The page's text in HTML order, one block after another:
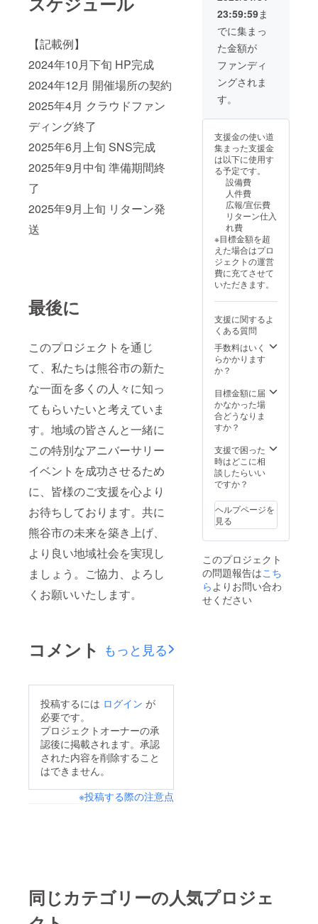
【記載例】
2024年10月下旬 HP完成
2024年12月 開催場所の契約
2025年4月 クラウドファン
ディング終了
2025年6月上旬 SNS完成
2025年9月中旬 準備期間終
了
2025年9月上旬 リターン発
送
最後に
このプロジェクトを通じ
て、私たちは熊谷市の新た
な一面を多くの人々に知っ
てもらいたいと考えていま
す。地域の皆さんと一緒に
この特別なアニバーサリー
イベントを成功させるため
に、皆様のご支援を心より
お待ちしております。共に
熊谷市の未来を築き上げ、
より良い地域社会を実現し
ましょう。ご協力、よろし
くお願いいたします。
コメント もっと見る
投稿するには ログイン が
必要です。
プロジェクトオーナーの承
認後に掲載されます。承認
された内容を削除すること
はできません。
※投稿する際の注意点
23:59:59ま
でに集まっ
た金額が
ファンディ
ングされま
す。
支援金の使い道
集まった支援金
は以下に使用す
る予定です。
設備費
人件費
広報/宣伝費
リターン仕入
れ費
※目標金額を超
えた場合はプロ
ジェクトの運営
費に充てさせて
いただきます。
支援に関するよ
くある質問
手数料はいく
らかかります
か？
目標金額に届
かなかった場
合どうなりま
すか？
支援で困った
時はどこに相
談したらいい
ですか？
ヘルプページを
見る
このプロジェクト
の問題報告はこち
らよりお問い合わ
せください
同じカテゴリーの人気プロジェ